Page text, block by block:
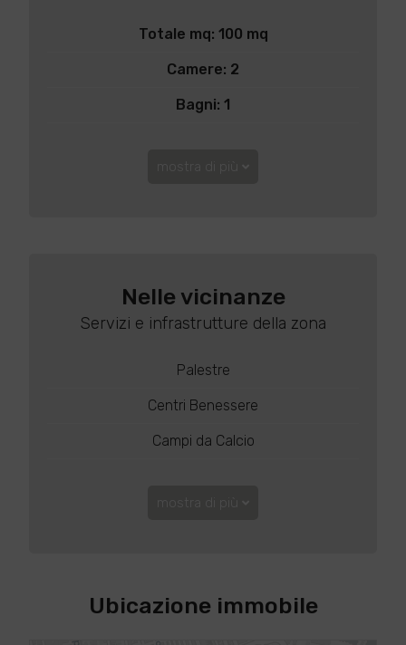
Totale mq: 100 mq
Camere: 2
Bagni: 1
Nelle vicinanze
Servizi e infrastrutture della zona
Palestre
Centri Benessere
Campi da Calcio
Ubicazione immobile